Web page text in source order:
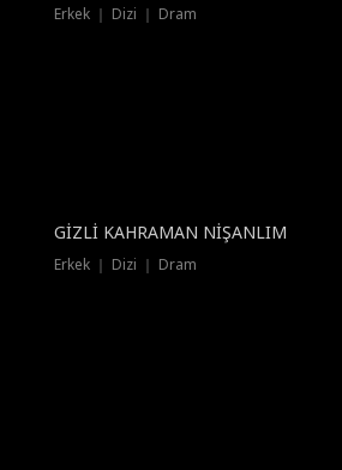
Erkek ｜ Dizi ｜ Dram
DublajlıGİZLİ KAHRAMAN NİŞANLIM
Erkek ｜ Dizi ｜ Dram